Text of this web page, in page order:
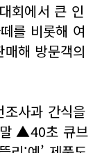
회에서 큰 인
를 비롯해 여
해 방문객의
사과 간식을
▲40초 큐브